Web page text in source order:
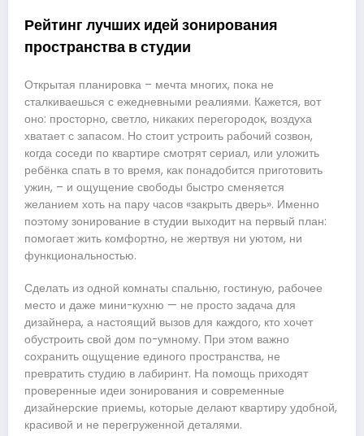
Рейтинг лучших идей зонирования
пространства в студии
Открытая планировка – мечта многих, пока не
сталкиваешься с ежедневными реалиями. Кажется, вот
оно: просторно, светло, никаких перегородок, воздуха
хватает с запасом. Но стоит устроить рабочий созвон,
когда соседи по квартире смотрят сериал, или уложить
ребёнка спать в то время, как понадобится приготовить
ужин, – и ощущение свободы быстро сменяется
желанием хоть на пару часов «закрыть дверь». Именно
поэтому зонирование в студии выходит на первый план:
помогает жить комфортно, не жертвуя ни уютом, ни
функциональностью.
Сделать из одной комнаты спальню, гостиную, рабочее
место и даже мини-кухню — не просто задача для
дизайнера, а настоящий вызов для каждого, кто хочет
обустроить свой дом по-умному. При этом важно
сохранить ощущение единого пространства, не
превратить студию в лабиринт. На помощь приходят
проверенные идеи зонирования и современные
дизайнерские приемы, которые делают квартиру удобной,
красивой и не перегруженной деталями.